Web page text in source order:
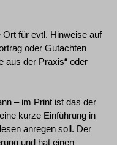
für evtl. Hinweise auf
oder Gutachten
aus der Praxis“ oder
– im Print ist das der
kurze Einführung in
anregen soll. Der
und hat einen